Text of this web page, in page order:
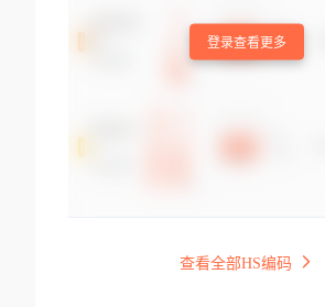
登录查看更多
查看全部HS编码